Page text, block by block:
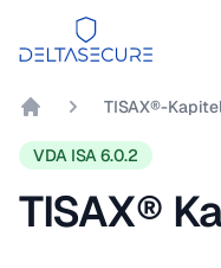
DeltaSecure
TISAX®-
VDA ISA 6.0.2
TISAX®